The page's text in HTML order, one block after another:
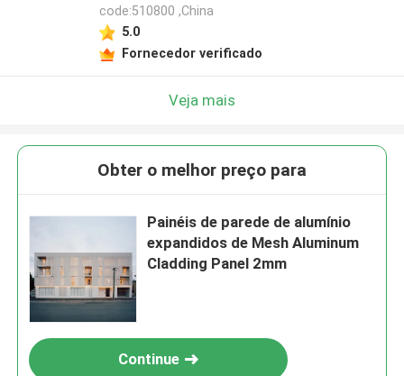
code:510800 ,China
5.0
Fornecedor verificado
Veja mais
Obter o melhor preço para
Painéis de parede de alumínio
expandidos de Mesh Aluminum
Cladding Panel 2mm
Continue